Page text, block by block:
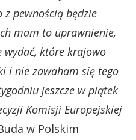
z pewnością będzie
mam to uprawnienie,
wydać, które krajowo
i nie zawaham się tego
jeszcze w piątek
Komisji Europejskiej
w Polskim